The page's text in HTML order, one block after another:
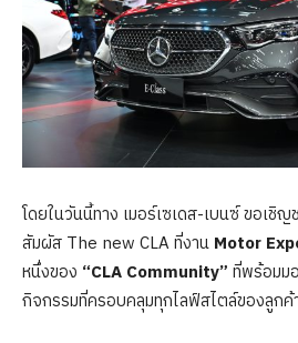
โดยในวันนี้ทาง เมอร์เซเดส-เบนซ์ ขอเชิ
สัมผัส The new CLA ที่งาน Motor
หนึ่งของ “CLA Community” ที่พร้อมม
กิจกรรมที่ครอบคลุมทุกไลฟ์สไตล์ของลูก